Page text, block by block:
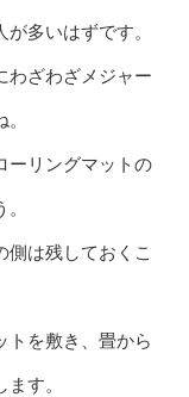
多いはずです。
わざわざメジャー
ーリングマットの
側は残しておくこ
トを敷き、畳から
す。